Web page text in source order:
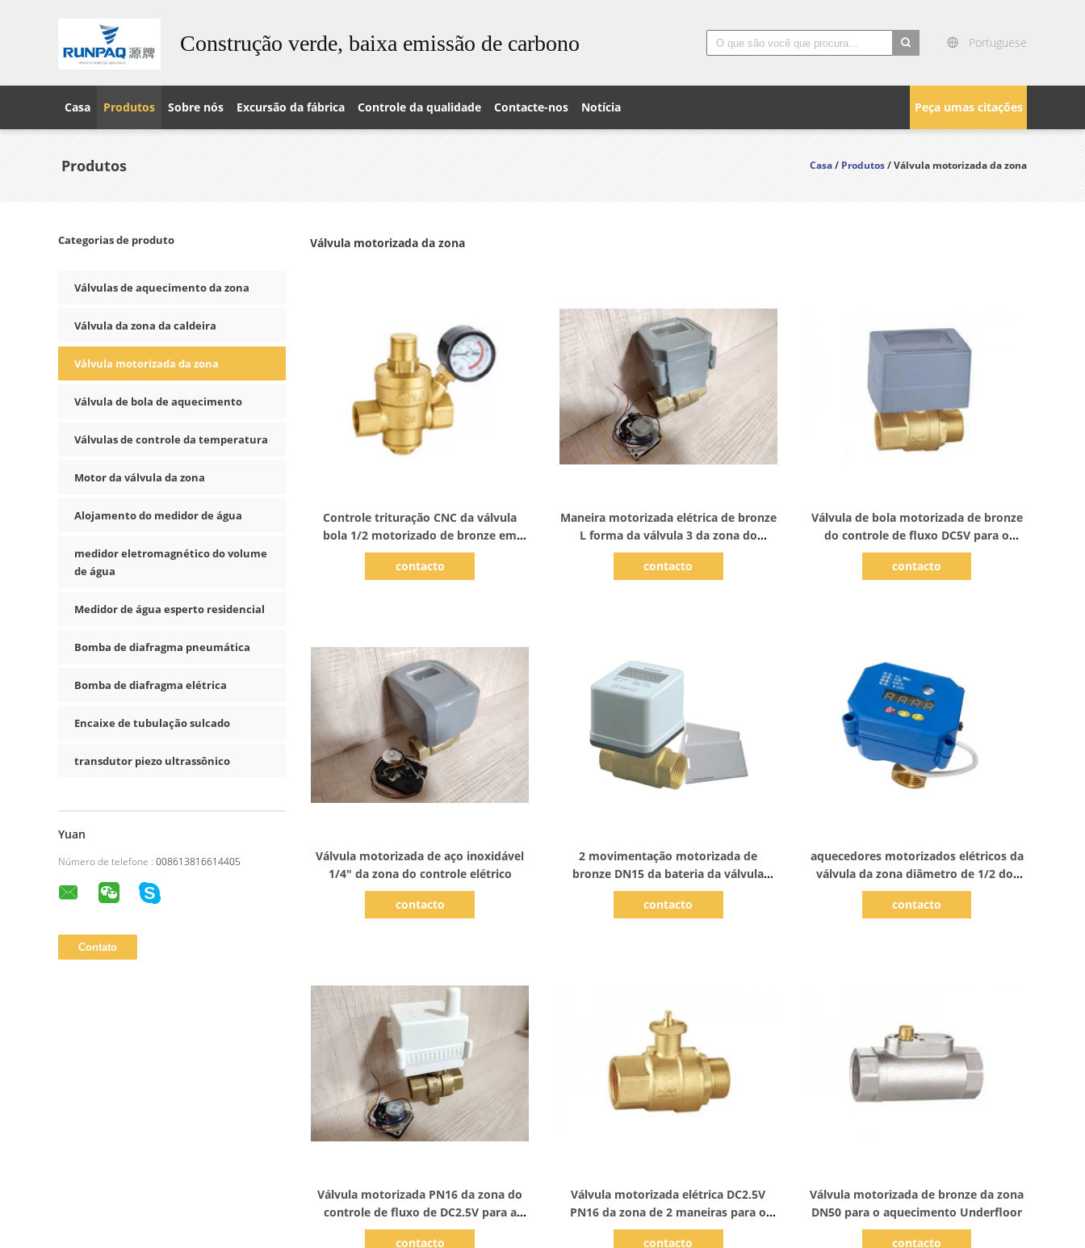
Construção verde, baixa emissão de carbono Portuguese
Peça umas citações
Casa Produtos Sobre nós Excursão da fábrica Controle da qualidade Contacte-nos Notícia
Produtos Casa/Produtos/ Válvula motorizada da zona
Categorias de produto
Válvulas de aquecimento da zona
Válvula da zona da caldeira
Válvula motorizada da zona
Válvula de bola de aquecimento
Válvulas de controle da temperatura
Motor da válvula da zona
Alojamento do medidor de água
medidor eletromagnético do volume
de água
Medidor de água esperto residencial
Bomba de diafragma pneumática
Bomba de diafragma elétrica
Encaixe de tubulação sulcado
transdutor piezo ultrassônico
Yuan
Número de telefone : 008613816614405
Válvula motorizada da zona
Controle trituração CNC da válvula
bola 1/2 motorizado de bronze em
dois sentidos do”
contacto
Maneira motorizada elétrica de bronze
L forma da válvula 3 da zona do
controle de bola
contacto
Válvula de bola motorizada de bronze
do controle de fluxo DC5V para o
aquecimento de Hydronic
contacto
Válvula motorizada de aço inoxidável
1/4" da zona do controle elétrico
contacto
2 movimentação motorizada de
bronze DN15 da bateria da válvula
DC2.5V da zona da maneira
contacto
aquecedores motorizados elétricos da
válvula da zona diâmetro de 1/2 do”
que aquecem a válvula da zona
contacto
Válvula motorizada PN16 da zona do
controle de fluxo de DC2.5V para a
ATAC
contacto
Válvula motorizada elétrica DC2.5V
PN16 da zona de 2 maneiras para o
aquecimento de Hydronic
contacto
Válvula motorizada de bronze da zona
DN50 para o aquecimento Underfloor
contacto